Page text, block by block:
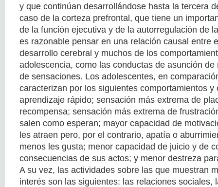
y que continúan desarrollándose hasta la tercera
caso de la corteza prefrontal, que tiene un
de la función ejecutiva y de la autorregulación de
es razonable pensar en una relación causal entre
desarrollo cerebral y muchos de los
adolescencia, como las conductas de asunción
de sensaciones. Los adolescentes, en
caracterizan por los siguientes comportamientos y
aprendizaje rápido; sensación más extrema de
recompensa; sensación más extrema de
salen como esperan; mayor capacidad de
les atraen pero, por el contrario, apatía o
menos les gusta; menor capacidad de juicio y de
consecuencias de sus actos; y menor destreza
A su vez, las actividades sobre las que muestran
interés son las siguientes: las relaciones sociales,